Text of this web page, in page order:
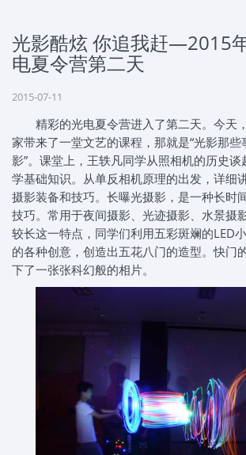
光影酷炫 你追我赶—2015
电夏令营第二天
2015-07-11
精彩的光电夏令营进入了第二天。今天
家带来了一堂文艺的课程，那就是“光影那
影”。课堂上，王轶凡同学从照相机的历史
学基础知识。从单反相机原理的出发，详细
摄影装备和技巧。长曝光摄影，是一种长时
技巧。常用于夜间摄影、光迹摄影、水景摄
较长这一特点，同学们利用五彩斑斓的LED
的各种创意，创造出五花八门的造型。快门
下了一张张科幻般的相片。